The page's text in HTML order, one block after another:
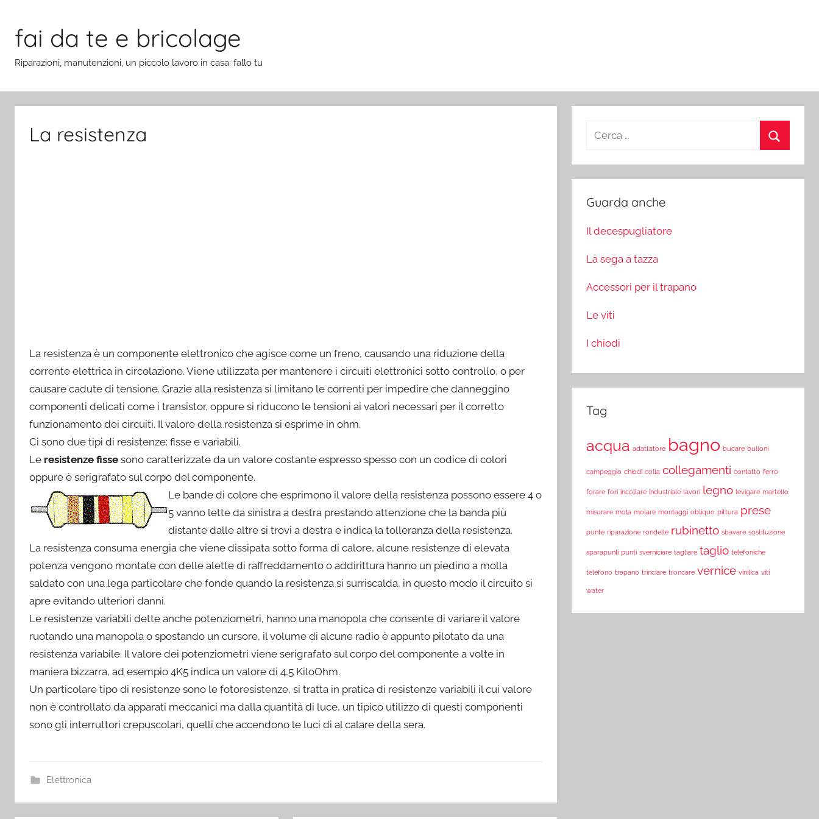
contenuto
fai da te e bricolage
Riparazioni, manutenzioni, un piccolo lavoro in casa: fallo tu
La resistenza
La resistenza è un componente elettronico che agisce come un freno, causando una riduzione della
corrente elettrica in circolazione. Viene utilizzata per mantenere i circuiti elettronici sotto controllo, o per
causare cadute di tensione. Grazie alla resistenza si limitano le correnti per impedire che danneggino
componenti delicati come i transistor, oppure si riducono le tensioni ai valori necessari per il corretto
funzionamento dei circuiti. Il valore della resistenza si esprime in ohm.
Ci sono due tipi di resistenze: fisse e variabili.
Le resistenze fisse sono caratterizzate da un valore costante espresso spesso con un codice di colori
oppure è serigrafato sul corpo del componente.
Le bande di colore che esprimono il valore della resistenza possono essere 4 o
5 vanno lette da sinistra a destra prestando attenzione che la banda più
distante dalle altre si trovi a destra e indica la tolleranza della resistenza.
La resistenza consuma energia che viene dissipata sotto forma di calore, alcune resistenze di elevata
potenza vengono montate con delle alette di raffreddamento o addirittura hanno un piedino a molla
saldato con una lega particolare che fonde quando la resistenza si surriscalda, in questo modo il circuito si
apre evitando ulteriori danni.
Le resistenze variabili dette anche potenziometri, hanno una manopola che consente di variare il valore
ruotando una manopola o spostando un cursore, il volume di alcune radio è appunto pilotato da una
resistenza variabile. Il valore dei potenziometri viene serigrafato sul corpo del componente a volte in
maniera bizzarra, ad esempio 4K5 indica un valore di 4,5 KiloOhm.
Un particolare tipo di resistenze sono le fotoresistenze, si tratta in pratica di resistenze variabili il cui valore
non è controllato da apparati meccanici ma dalla quantità di luce, un tipico utilizzo di questi componenti
sono gli interruttori crepuscolari, quelli che accendono le luci di al calare della sera.
Elettronica
Ricerca
Guarda anche
Il decespugliatore
La sega a tazza
Accessori per il trapano
Le viti
I chiodi
Tag
acqua adattatore bagno bucare bulloni
campeggio chiodi colla collegamenti contatto ferro
forare fori incollare industriale lavori legno levigare martello
misurare mola molare montaggi obliquo pittura prese
punte riparazione rondelle rubinetto sbavare sostituzione
sparapunti punti sverniciare tagliare taglio telefoniche
telefono trapano trinciare troncare vernice vinilica viti
water